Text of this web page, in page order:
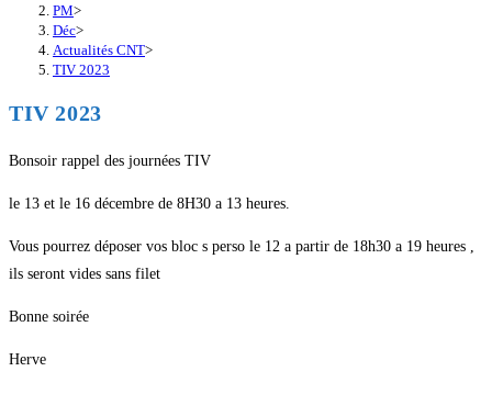
PM>
Déc>
Actualités CNT>
TIV 2023
TIV 2023
Bonsoir rappel des journées TIV
le 13 et le 16 décembre de 8H30 a 13 heures.
Vous pourrez déposer vos bloc s perso le 12 a partir de 18h30 a 19 heures ,
ils seront vides sans filet
Bonne soirée
Herve